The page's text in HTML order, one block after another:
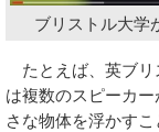
ブリストル大学
たとえば、英ブリ
は複数のスピーカ
さな物体を浮かす